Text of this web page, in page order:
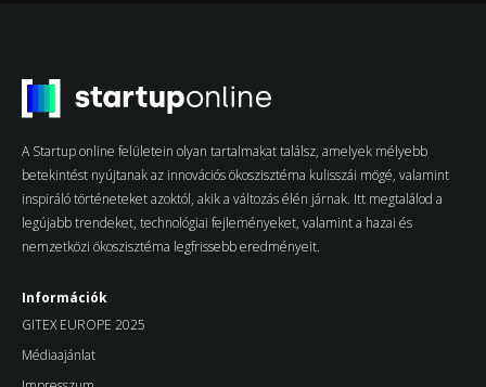
A Startup online felületein olyan tartalmakat találsz, amelyek mélyebb
betekintést nyújtanak az innovációs ökoszisztéma kulisszái mögé, valamint
inspiráló történeteket azoktól, akik a változás élén járnak. Itt megtalálod a
legújabb trendeket, technológiai fejleményeket, valamint a hazai és
nemzetközi ökoszisztéma legfrissebb eredményeit.
Információk
GITEX EUROPE 2025
Médiaajánlat